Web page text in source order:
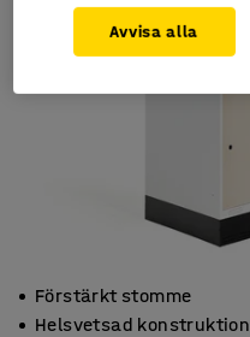
Förstärkt stomme
Helsvetsad konstruktion
Avvisa alla